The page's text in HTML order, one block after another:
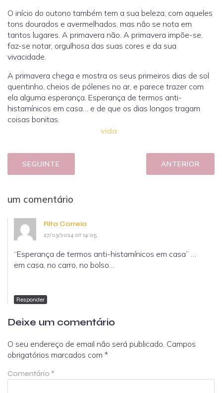
O início do outono também tem a sua beleza, com aqueles
tons dourados e avermelhados, mas não se nota em
tantos lugares. A primavera não. A primavera impõe-se,
faz-se notar, orgulhosa das suas cores e da sua
vivacidade.
A primavera chega e mostra os seus primeiros dias de sol
quentinho, cheios de pólenes no ar, e parece trazer com
ela alguma esperança. Esperança de termos anti-
histamínicos em casa… e de que os dias longos tragam
coisas bonitas.
vida
SEGUINTE ANTERIOR
um comentário
Rita Correia
27/03/2024 at 14:05
“Esperança de termos anti-histamínicos em casa” …
em casa, no carro, no bolso…
Responder
Deixe um comentário
O seu endereço de email não será publicado. Campos
obrigatórios marcados com *
Comentário *